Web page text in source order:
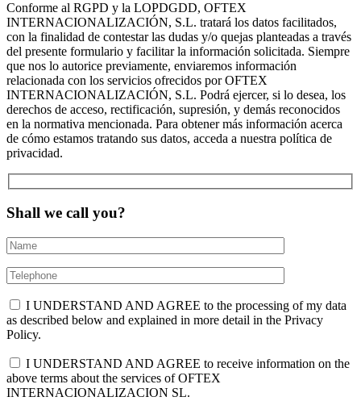
Conforme al RGPD y la LOPDGDD, OFTEX
INTERNACIONALIZACIÓN, S.L. tratará los datos facilitados,
con la finalidad de contestar las dudas y/o quejas planteadas a través
del presente formulario y facilitar la información solicitada. Siempre
que nos lo autorice previamente, enviaremos información
relacionada con los servicios ofrecidos por OFTEX
INTERNACIONALIZACIÓN, S.L. Podrá ejercer, si lo desea, los
derechos de acceso, rectificación, supresión, y demás reconocidos
en la normativa mencionada. Para obtener más información acerca
de cómo estamos tratando sus datos, acceda a nuestra política de
privacidad.
Shall we call you?
I UNDERSTAND AND AGREE to the processing of my data
as described below and explained in more detail in the Privacy
Policy.
I UNDERSTAND AND AGREE to receive information on the
above terms about the services of OFTEX
INTERNACIONALIZACION SL.